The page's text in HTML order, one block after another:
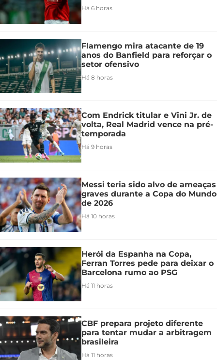
Há 6 horas
Flamengo mira atacante de 19
anos do Banfield para reforçar o
setor ofensivo
Há 8 horas
Com Endrick titular e Vini Jr. de
volta, Real Madrid vence na pré-
temporada
Há 9 horas
Messi teria sido alvo de ameaças
graves durante a Copa do Mundo
de 2026
Há 10 horas
Herói da Espanha na Copa,
Ferran Torres pede para deixar o
Barcelona rumo ao PSG
Há 11 horas
CBF prepara projeto diferente
para tentar mudar a arbitragem
brasileira
Há 11 horas